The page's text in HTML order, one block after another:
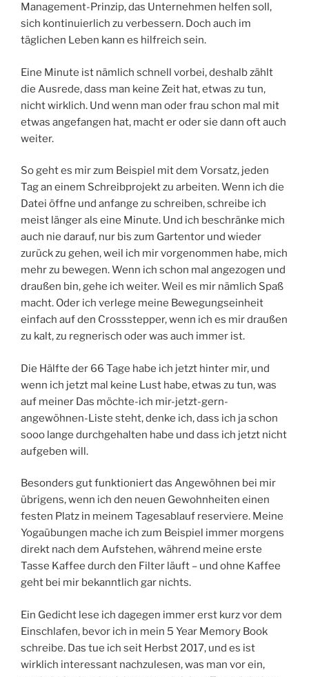
Management-Prinzip, das Unternehmen helfen soll,
sich kontinuierlich zu verbessern. Doch auch im
täglichen Leben kann es hilfreich sein.
Eine Minute ist nämlich schnell vorbei, deshalb zählt
die Ausrede, dass man keine Zeit hat, etwas zu tun,
nicht wirklich. Und wenn man oder frau schon mal mit
etwas angefangen hat, macht er oder sie dann oft auch
weiter.
So geht es mir zum Beispiel mit dem Vorsatz, jeden
Tag an einem Schreibprojekt zu arbeiten. Wenn ich die
Datei öffne und anfange zu schreiben, schreibe ich
meist länger als eine Minute. Und ich beschränke mich
auch nie darauf, nur bis zum Gartentor und wieder
zurück zu gehen, weil ich mir vorgenommen habe, mich
mehr zu bewegen. Wenn ich schon mal angezogen und
draußen bin, gehe ich weiter. Weil es mir nämlich Spaß
macht. Oder ich verlege meine Bewegungseinheit
einfach auf den Crossstepper, wenn ich es mir draußen
zu kalt, zu regnerisch oder was auch immer ist.
Die Hälfte der 66 Tage habe ich jetzt hinter mir, und
wenn ich jetzt mal keine Lust habe, etwas zu tun, was
auf meiner Das möchte-ich mir-jetzt-gern-
angewöhnen-Liste steht, denke ich, dass ich ja schon
sooo lange durchgehalten habe und dass ich jetzt nicht
aufgeben will.
Besonders gut funktioniert das Angewöhnen bei mir
übrigens, wenn ich den neuen Gewohnheiten einen
festen Platz in meinem Tagesablauf reserviere. Meine
Yogaübungen mache ich zum Beispiel immer morgens
direkt nach dem Aufstehen, während meine erste
Tasse Kaffee durch den Filter läuft – und ohne Kaffee
geht bei mir bekanntlich gar nichts.
Ein Gedicht lese ich dagegen immer erst kurz vor dem
Einschlafen, bevor ich in mein 5 Year Memory Book
schreibe. Das tue ich seit Herbst 2017, und es ist
wirklich interessant nachzulesen, was man vor ein,